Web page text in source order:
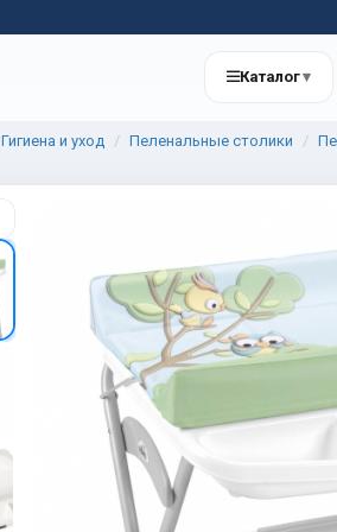
Каталог▾
Гигиена и уход Пеленальные столики